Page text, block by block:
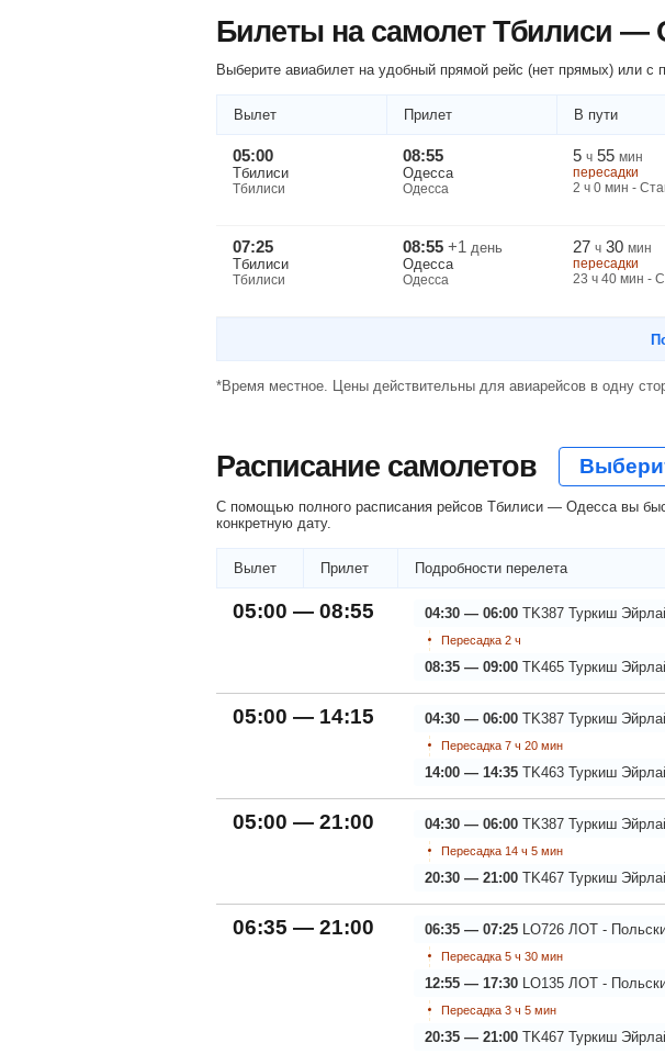
Билеты на самолет Тбилиси —
Выберите авиабилет на удобный прямой рейс (нет прямых) или с
Вылет Прилет В пути
05:00
Тбилиси
Тбилиси
08:55
Одесса
Одесса
5 ч 55 мин
пересадки
2 ч 0 мин -
07:25
Тбилиси
Тбилиси
08:55 +1 день
Одесса
Одесса
27 ч 30 мин
пересадки
23 ч 40 мин -
*Время местное. Цены действительны для авиарейсов в одну
Расписание самолетов
С помощью полного расписания рейсов Тбилиси — Одесса вы
конкретную дату.
Вылет Прилет Подробности перелета
05:00 — 08:55 04:30 — 06:00 TK387 Туркиш Эйрлайнс - Турецкие
Пересадка 2 ч
08:35 — 09:00 TK465 Туркиш Эйрлайнс - Турецкие
05:00 — 14:15 04:30 — 06:00 TK387 Туркиш Эйрлайнс - Турецкие
Пересадка 7 ч 20 мин
14:00 — 14:35 TK463 Туркиш Эйрлайнс - Турецкие
05:00 — 21:00 04:30 — 06:00 TK387 Туркиш Эйрлайнс - Турецкие
Пересадка 14 ч 5 мин
20:30 — 21:00 TK467 Туркиш Эйрлайнс - Турецкие
06:35 — 21:00 06:35 — 07:25 LO726 ЛОТ - Польские
Пересадка 5 ч 30 мин
12:55 — 17:30 LO135 ЛОТ - Польские
Пересадка 3 ч 5 мин
20:35 — 21:00 TK467 Туркиш Эйрлайнс - Турецкие